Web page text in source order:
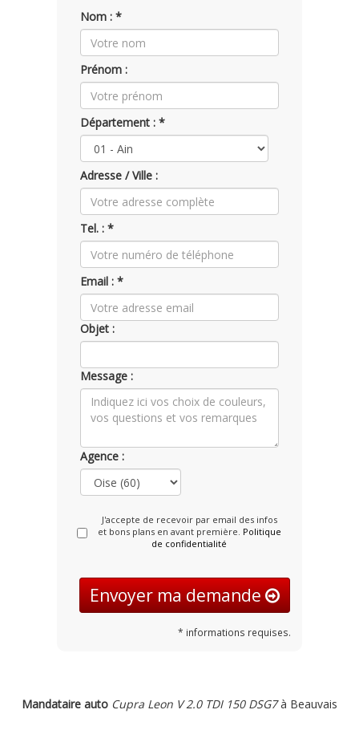
Toit ouvrant panoramique
Nom : *
Prénom :
Département : *
Adresse / Ville :
Tel. : *
Email : *
Objet :
Message :
Agence :
J'accepte de recevoir par email des infos
et bons plans en avant première. Politique
de confidentialité
Envoyer ma demande
* informations requises.
Mandataire auto Cupra Leon V 2.0 TDI 150 DSG7à Beauvais